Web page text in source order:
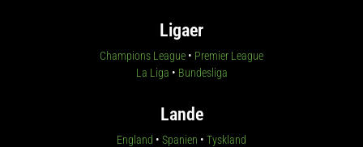
Ligaer
Champions League • Premier League
La Liga • Bundesliga
Lande
England • Spanien • Tyskland